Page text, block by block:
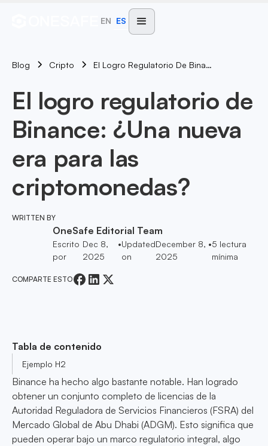
EN ES
Blog Cripto El Logro Regulatorio De Binance: ¿Una Nueva Era Para Las Criptomonedas?
El logro regulatorio de
Binance: ¿Una nueva
era para las
criptomonedas?
WRITTEN BY
OneSafe Editorial Team
Escrito
por
Dec 8,
2025
•Updated
on
December 8,
2025
•5 lectura
mínima
COMPARTE ESTO
Tabla de contenido
Ejemplo H2
Binance ha hecho algo bastante notable. Han logrado
obtener un conjunto completo de licencias de la
Autoridad Reguladora de Servicios Financieros (FSRA) del
Mercado Global de Abu Dhabi (ADGM). Esto significa que
pueden operar bajo un marco regulatorio integral, algo